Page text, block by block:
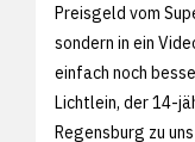
Preisgeld vom
sondern in ein
einfach noch
Lichtlein, der 14-
Regensburg zu